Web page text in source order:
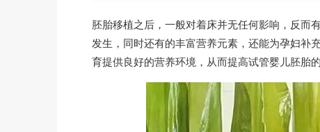
胚胎移植之后，一般对着床并无任何影响，反而
发生，同时还有的丰富营养元素，还能为孕妇补
育提供良好的营养环境，从而提高试管婴儿胚胎的